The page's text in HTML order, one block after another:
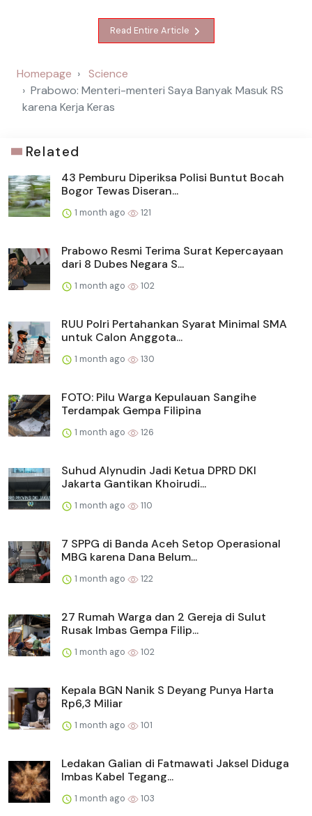
Read Entire Article
Homepage
Science
Prabowo: Menteri-menteri Saya Banyak Masuk RS
karena Kerja Keras
Related
43 Pemburu Diperiksa Polisi Buntut Bocah
Bogor Tewas Diseran...
1 month ago 121
Prabowo Resmi Terima Surat Kepercayaan
dari 8 Dubes Negara S...
1 month ago 102
RUU Polri Pertahankan Syarat Minimal SMA
untuk Calon Anggota...
1 month ago 130
FOTO: Pilu Warga Kepulauan Sangihe
Terdampak Gempa Filipina
1 month ago 126
Suhud Alynudin Jadi Ketua DPRD DKI
Jakarta Gantikan Khoirudi...
1 month ago 110
7 SPPG di Banda Aceh Setop Operasional
MBG karena Dana Belum...
1 month ago 122
27 Rumah Warga dan 2 Gereja di Sulut
Rusak Imbas Gempa Filip...
1 month ago 102
Kepala BGN Nanik S Deyang Punya Harta
Rp6,3 Miliar
1 month ago 101
Ledakan Galian di Fatmawati Jaksel Diduga
Imbas Kabel Tegang...
1 month ago 103